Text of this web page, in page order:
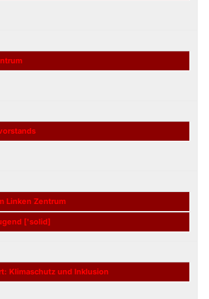
Linken Zentrum
['solid]
Klimaschutz und Inklusion